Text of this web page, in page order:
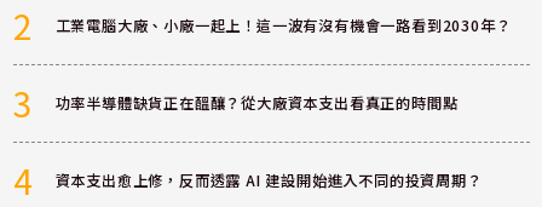
2 工業電腦大廠、小廠一起上！這一波有沒有機會一路看到2030年？
3 功率半導體缺貨正在醞釀？從大廠資本支出看真正的時間點
4 資本支出愈上修，反而透露 AI 建設開始進入不同的投資周期？